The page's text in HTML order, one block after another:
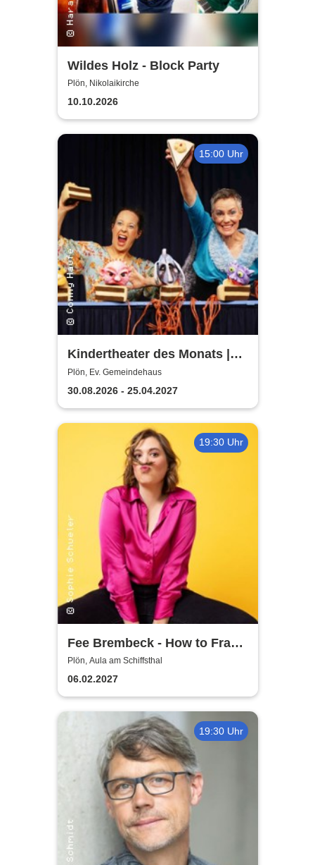
Wildes Holz - Block Party
Plön, Nikolaikirche
10.10.2026
15:00 Uhr
Kindertheater des Monats |
Ev. Gemeindehaus
Plön, Ev. Gemeindehaus
30.08.2026 - 25.04.2027
19:30 Uhr
Fee Brembeck - How to Frau
– Das Tutorial, nach dem
niemand gefragt hat
Plön, Aula am Schiffsthal
06.02.2027
19:30 Uhr